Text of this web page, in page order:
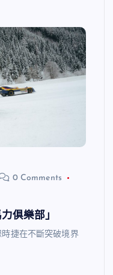
0 Comments
俱樂部」
捷在不斷突破境界